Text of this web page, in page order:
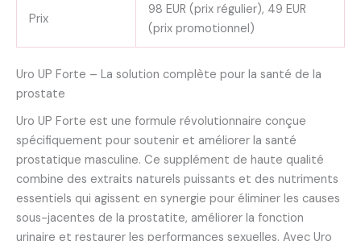
Prix
98 EUR (prix régulier), 49 EUR
(prix promotionnel)
Uro UP Forte – La solution complète pour la santé de la
prostate
Uro UP Forte est une formule révolutionnaire conçue
spécifiquement pour soutenir et améliorer la santé
prostatique masculine. Ce supplément de haute qualité
combine des extraits naturels puissants et des nutriments
essentiels qui agissent en synergie pour éliminer les causes
sous-jacentes de la prostatite, améliorer la fonction
urinaire et restaurer les performances sexuelles. Avec Uro